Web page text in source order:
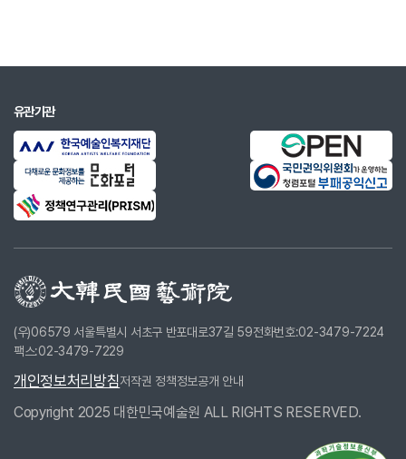
유관기관
(우)06579 서울특별시 서초구 반포대로37길 59전화번호:02-3479-7224
팩스:02-3479-7229
개인정보처리방침저작권 정책정보공개 안내
Copyright 2025 대한민국예술원 ALL RIGHTS RESERVED.